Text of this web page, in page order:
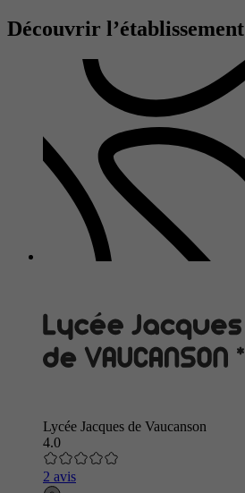
Découvrir l’établissement
Lycée Jacques de Vaucanson
4.0
2 avis